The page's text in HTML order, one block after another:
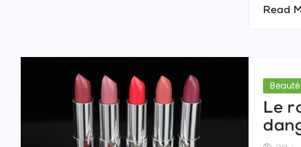
Read
Beauté
Le